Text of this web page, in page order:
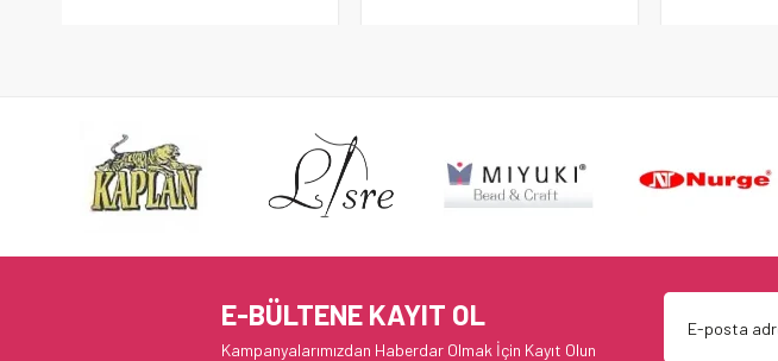
E-BÜLTENE KAYIT OL
Kampanyalarımızdan Haberdar Olmak İçin Kayıt Olun